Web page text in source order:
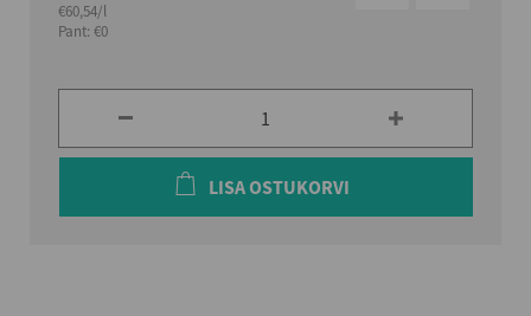
€60,54/l
Pant: €0
LISA OSTUKORVI